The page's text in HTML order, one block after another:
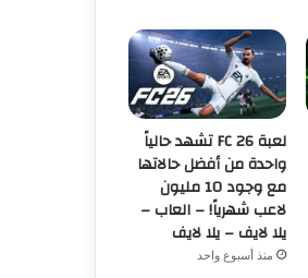
لعبة FC 26 تشهد حالياً
واحدة من أفضل حالاتها
مع وجود 10 مليون
لاعب شهرياً! – العاب –
يلا لايف – يلا لايف
منذ أسبوع واحد